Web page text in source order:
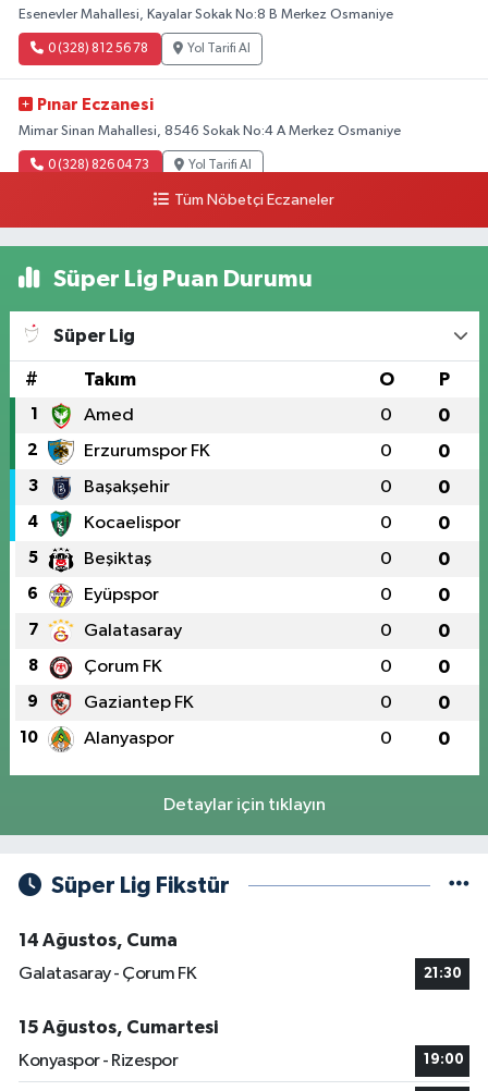
Esenevler Mahallesi, Kayalar Sokak No:8 B Merkez Osmaniye
0 (328) 812 56 78 Yol Tarifi Al
Pınar Eczanesi
Mimar Sinan Mahallesi, 8546 Sokak No:4 A Merkez Osmaniye
0 (328) 826 04 73 Yol Tarifi Al
Tüm Nöbetçi Eczaneler
Süper Lig Puan Durumu
Süper Lig
# Takım O P
1 Amed 0 0
2 Erzurumspor FK 0 0
3 Başakşehir 0 0
4 Kocaelispor 0 0
5 Beşiktaş 0 0
6 Eyüpspor 0 0
7 Galatasaray 0 0
8 Çorum FK 0 0
9 Gaziantep FK 0 0
10 Alanyaspor 0 0
Detaylar için tıklayın
Süper Lig Fikstür
14 Ağustos, Cuma
Galatasaray - Çorum FK
21:30
15 Ağustos, Cumartesi
Konyaspor - Rizespor
19:00